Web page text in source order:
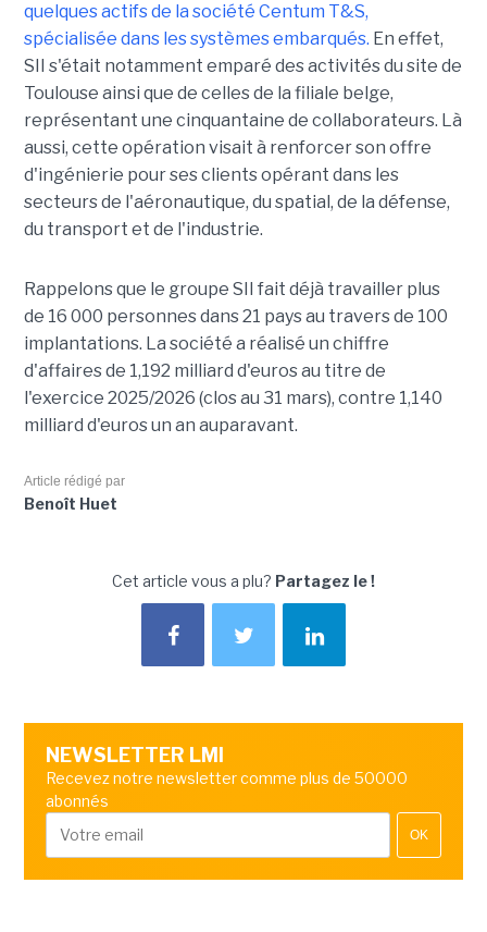
quelques actifs de la société Centum T&S,
spécialisée dans les systèmes embarqués. En effet,
SII s'était notamment emparé des activités du site de
Toulouse ainsi que de celles de la filiale belge,
représentant une cinquantaine de collaborateurs. Là
aussi, cette opération visait à renforcer son offre
d'ingénierie pour ses clients opérant dans les
secteurs de l'aéronautique, du spatial, de la défense,
du transport et de l'industrie.
Rappelons que le groupe SII fait déjà travailler plus
de 16 000 personnes dans 21 pays au travers de 100
implantations. La société a réalisé un chiffre
d'affaires de 1,192 milliard d'euros au titre de
l'exercice 2025/2026 (clos au 31 mars), contre 1,140
milliard d'euros un an auparavant.
Article rédigé par
Benoît Huet
Cet article vous a plu? Partagez le !
NEWSLETTER LMI
Recevez notre newsletter comme plus de 50000
abonnés
OK